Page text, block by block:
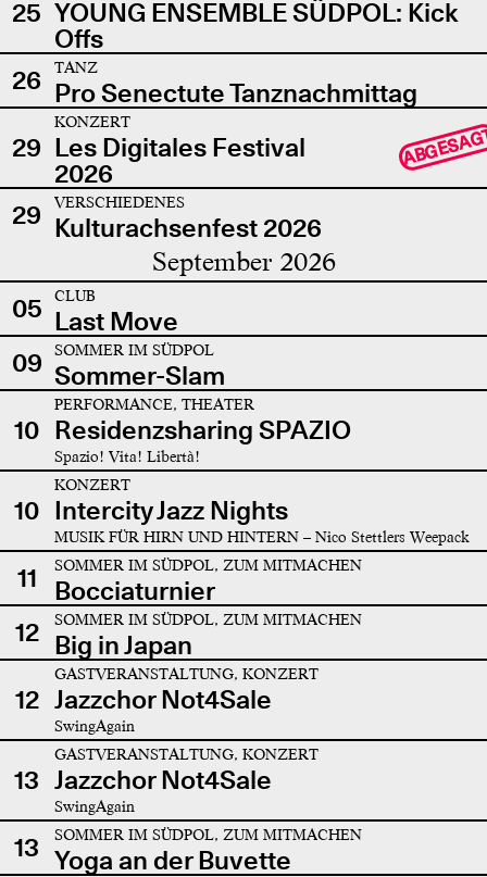
25 YOUNG ENSEMBLE SÜDPOL: Kick
Offs
26
TANZ
Pro Senectute Tanznachmittag
29
KONZERT
Les Digitales Festival
2026
29 VERSCHIEDENES
Kulturachsenfest 2026
September 2026
05 CLUB
Last Move
09
SOMMER IM SÜDPOL
Sommer-Slam
10
PERFORMANCE, THEATER
Residenzsharing SPAZIO
Spazio! Vita! Libertà!
10
KONZERT
Intercity Jazz Nights
MUSIK FÜR HIRN UND HINTERN – Nico Stettlers Weepack
11 SOMMER IM SÜDPOL, ZUM MITMACHEN
Bocciaturnier
12
SOMMER IM SÜDPOL, ZUM MITMACHEN
Big in Japan
12
GASTVERANSTALTUNG, KONZERT
Jazzchor Not4Sale
SwingAgain
13
GASTVERANSTALTUNG, KONZERT
Jazzchor Not4Sale
SwingAgain
13 SOMMER IM SÜDPOL, ZUM MITMACHEN
Yoga an der Buvette